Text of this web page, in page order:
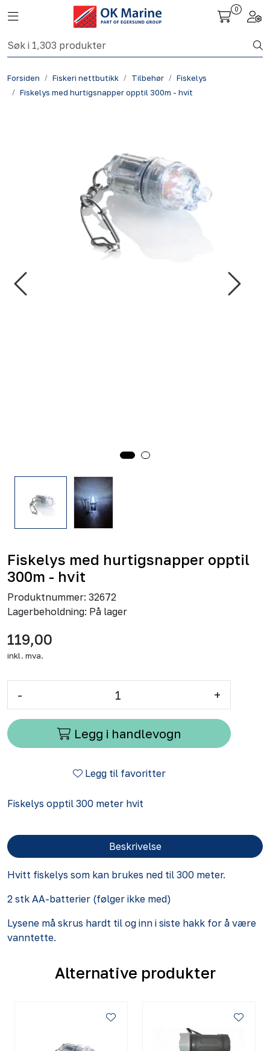
Skip to main content
Toggle navigation
0
Forsiden Fiskeri nettbutikk Tilbehør
Fiskelys
Fiskelys med hurtigsnapper opptil 300m - hvit
Fiskelys med hurtigsnapper opptil
300m - hvit
Produktnummer: 32672
Lagerbeholdning: På lager
119,00
inkl. mva.
- +
Legg i handlevogn
Legg til favoritter
Fiskelys opptil 300 meter hvit
Beskrivelse
Hvitt fiskelys som kan brukes ned til 300 meter.
2 stk AA-batterier (følger ikke med)
Lysene må skrus hardt til og inn i siste hakk for å være
vanntette.
Alternative produkter
Fiskeri nettbutikk
Havbruk